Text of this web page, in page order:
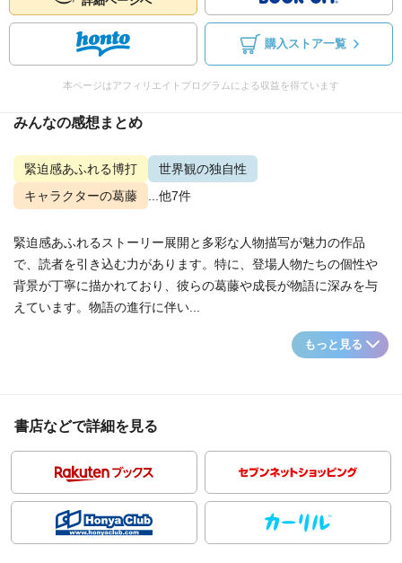
購入ストア一覧
本ページはアフィリエイトプログラムによる収益を得ています
みんなの感想まとめ
緊迫感あふれる博打
世界観の独自性
キャラクターの葛藤
...他7件
緊迫感あふれるストーリー展開と多彩な人物描写が魅力の作品
で、読者を引き込む力があります。特に、登場人物たちの個性や
背景が丁寧に描かれており、彼らの葛藤や成長が物語に深みを与
えています。物語の進行に伴い...
もっと見る
書店などで詳細を見る